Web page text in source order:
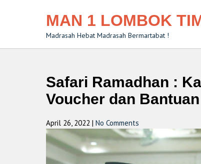
MAN 1 LOMBOK
Madrasah Hebat Madrasah Bermartabat !
Safari Ramadhan :
Voucher dan
April 26, 2022 | No Comments